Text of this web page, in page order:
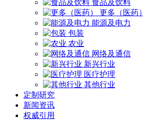
食品及饮料
更多（医药）
能源及电力
包装
农业
网络及通信
新兴行业
医疗护理
其他行业
定制研究
新闻资讯
权威引用